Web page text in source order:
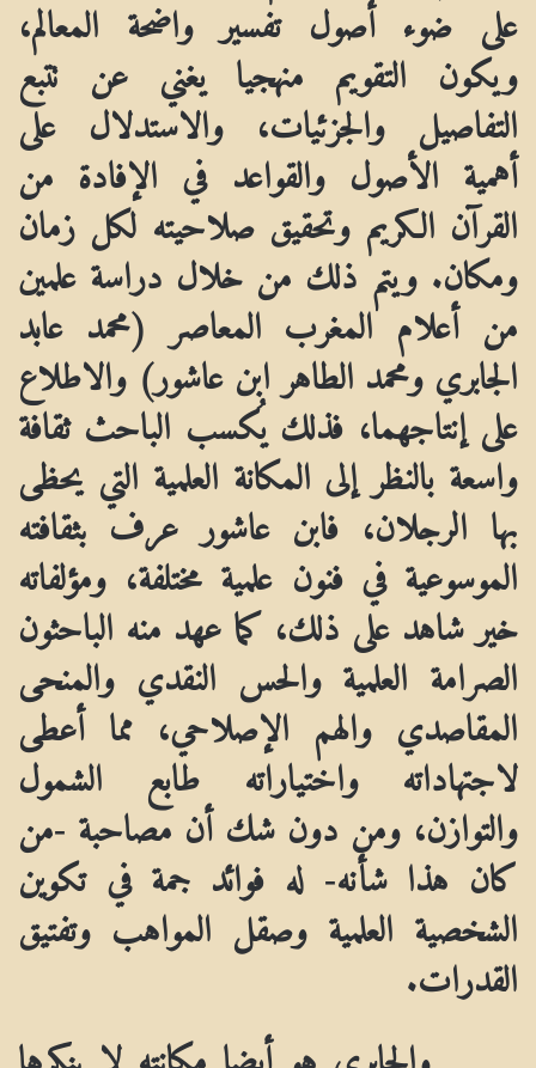
ويكون التقويم منهجيا يغني عن تتبع
التفاصيل والجزئيات، والاستدلال على
أهمية الأصول والقواعد في الإفادة من
القرآن الكريم وتحقيق صلاحيته لكل زمان
ومكان. ويتم ذلك من خلال دراسة علمين
من أعلام المغرب المعاصر (محمد عابد
الجابري ومحمد الطاهر ابن عاشور) والاطلاع
على إنتاجهما، فذلك يُكسب الباحث ثقافة
واسعة بالنظر إلى المكانة العلمية التي يحظى
بها الرجلان، فابن عاشور عرف بثقافته
الموسوعية في فنون علمية مختلفة، ومؤلفاته
خير شاهد على ذلك، كما عهد منه الباحثون
الصرامة العلمية والحس النقدي والمنحى
المقاصدي والهم الإصلاحي، مما أعطى
لاجتهاداته واختياراته طابع الشمول
والتوازن، ومن دون شك أن مصاحبة -من
كان هذا شأنه- له فوائد جمة في تكوين
الشخصية العلمية وصقل المواهب وتفتيق
القدرات.
والجابري هو أيضا مكانته لا ينكرها